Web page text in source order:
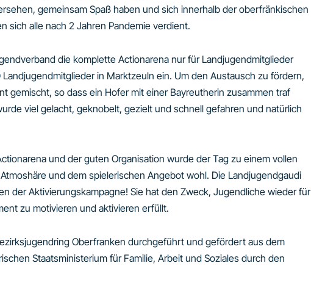
gemeinsam Spaß haben und sich innerhalb der oberfränkischen
sich alle nach 2 Jahren Pandemie verdient.
die komplette Actionarena nur für Landjugendmitglieder
in Marktzeuln ein. Um den Austausch zu fördern,
gemischt, so dass ein Hofer mit einer Bayreutherin zusammen traf
viel gelacht, geknobelt, gezielt und schnell gefahren und natürlich
und der guten Organisation wurde der Tag zu einem vollen
und dem spielerischen Angebot wohl. Die Landjugendgaudi
der Aktivierungskampagne! Sie hat den Zweck, Jugendliche wieder für
zu motivieren und aktivieren erfüllt.
Oberfranken durchgeführt und gefördert aus dem
Staatsministerium für Familie, Arbeit und Soziales durch den